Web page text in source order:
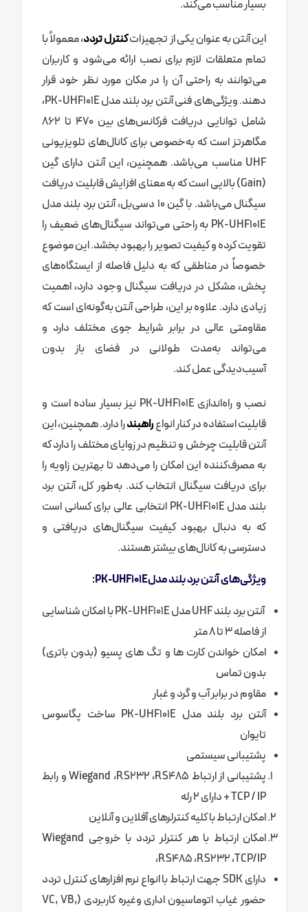
بسیار مناسب می‌کند.
این آنتن به عنوان یکی از تجهیزاتکنترل تردد، معمولاً با
تمام متعلقات لازم برای نصب ارائه می‌شود و کاربران
می‌توانند به راحتی آن را در مکان مورد نظر خود قرار
دهند. ویژگی‌های فنی آنتن برد بلند مدل PK-UHF101E،
شامل توانایی دریافت فرکانس‌های بین 470 تا 862
مگاهرتز است که به‌خصوص برای کانال‌های تلویزیونی
UHF مناسب می‌باشد. همچنین، این آنتن دارای گین
(Gain) بالایی است که به معنای افزایش قابلیت دریافت
سیگنال می‌باشد. با گین 10 دسی‌بل، آنتن برد بلند مدل
PK-UHF101E به راحتی می‌تواند سیگنال‌های ضعیف را
تقویت کرده و کیفیت تصویر را بهبود بخشد. این موضوع
خصوصاً در مناطقی که به دلیل فاصله از ایستگاه‌های
پخش، مشکل در دریافت سیگنال وجود دارد، اهمیت
زیادی دارد. علاوه بر این، طراحی آنتن به‌گونه‌ای است که
مقاومتی عالی در برابر شرایط جوی مختلف دارد و
می‌تواند به‌مدت طولانی در فضای باز بدون
آسیب‌دیدگی عمل کند.
نصب و راه‌اندازی PK-UHF101E نیز بسیار ساده است و
قابلیت استفاده در کنار انواعراهبندرا دارد. همچنین، این
آنتن قابلیت چرخش و تنظیم در زوایای مختلف را دارد که
به مصرف‌کننده این امکان را می‌دهد تا بهترین زاویه را
برای دریافت سیگنال انتخاب کند. به‌طور کل، آنتن برد
بلند مدل PK-UHF101E انتخابی عالی برای کسانی است
که به دنبال بهبود کیفیت سیگنال‌های دریافتی و
دسترسی به کانال‌های بیشتر هستند.
ویژگی‌های آنتن برد بلند مدلPK-UHF101E:
آنتن برد بلند UHF مدل PK-UHF101E با امکان شناسایی
از فاصله 3 تا 8 متر
امکان خواندن کارت ها و تگ های پسیو (بدون باتری)
بدون تماس
مقاوم در برابر آب و گرد و غبار
آنتن برد بلند مدل PK-UHF101E ساخت پگاسوس
تایوان
پشتیبانی سیستمی
پشتیبانی از ارتباط Wiegand ،RS232 ،RS485 و رابط
TCP / IP + دارای ۲ رله
امکان ارتباط با کلیه کنترلرهای آفلاین و آنلاین
امکان ارتباط با هر کنترلر تردد با خروجی Wiegand
،RS485 ،RS232 ،TCP/IP
دارای SDK جهت ارتباط با انواع نرم افزارهای کنترل تردد
حضور غیاب اتوماسیون اداری وغیره کاربردی (VC, VB,